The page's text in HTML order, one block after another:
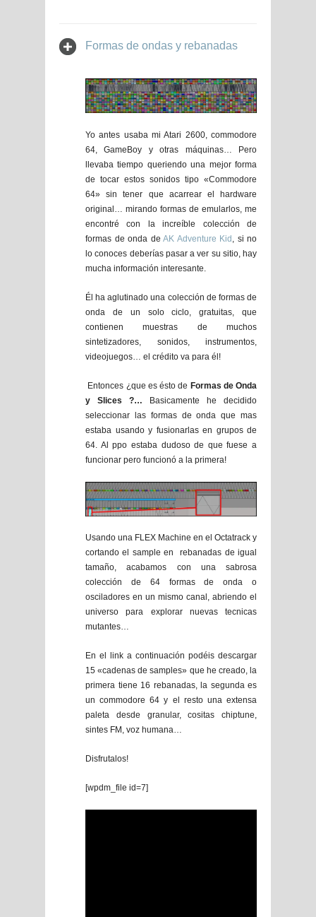
Formas de ondas y rebanadas
Yo antes usaba mi Atari 2600, commodore
64, GameBoy y otras máquinas… Pero
llevaba tiempo queriendo una mejor forma
de tocar estos sonidos tipo «Commodore
64» sin tener que acarrear el hardware
original… mirando formas de emularlos, me
encontré con la increíble colección de
formas de onda de AK Adventure Kid , si no
lo conoces deberías pasar a ver su sitio, hay
mucha información interesante.
Él ha aglutinado una colección de formas de
onda de un solo ciclo, gratuitas, que
contienen muestras de muchos
sintetizadores, sonidos, instrumentos,
videojuegos… el crédito va para él!
Entonces ¿que es ésto de Formas de Onda
y Slices ?… Basicamente he decidido
seleccionar las formas de onda que mas
estaba usando y fusionarlas en grupos de
64. Al ppo estaba dudoso de que fuese a
funcionar pero funcionó a la primera!
Usando una FLEX Machine en el Octatrack y
cortando el sample en rebanadas de igual
tamaño, acabamos con una sabrosa
colección de 64 formas de onda o
osciladores en un mismo canal, abriendo el
universo para explorar nuevas tecnicas
mutantes…
En el link a continuación podéis descargar
15 «cadenas de samples» que he creado, la
primera tiene 16 rebanadas, la segunda es
un commodore 64 y el resto una extensa
paleta desde granular, cositas chiptune,
sintes FM, voz humana…
Disfrutalos!
[wpdm_file id=7]